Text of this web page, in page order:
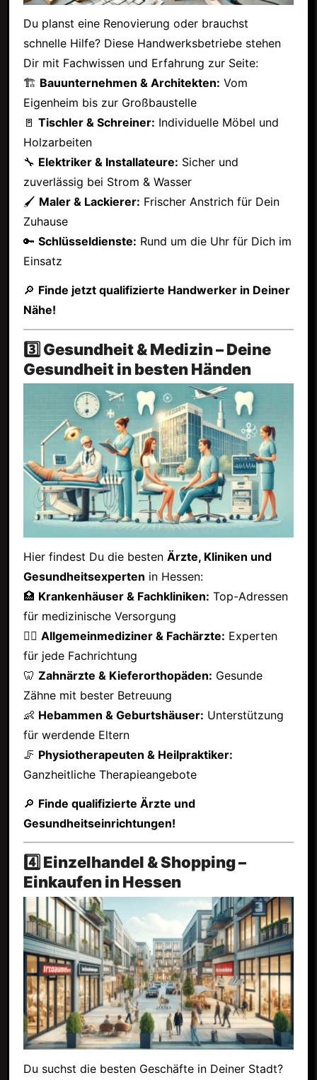
Du planst eine Renovierung oder brauchst
schnelle Hilfe? Diese Handwerksbetriebe stehen
Dir mit Fachwissen und Erfahrung zur Seite:
🏗 Bauunternehmen & Architekten: Vom
Eigenheim bis zur Großbaustelle
🚪 Tischler & Schreiner: Individuelle Möbel und
Holzarbeiten
🔧 Elektriker & Installateure: Sicher und
zuverlässig bei Strom & Wasser
🖌 Maler & Lackierer: Frischer Anstrich für Dein
Zuhause
🔑 Schlüsseldienste: Rund um die Uhr für Dich im
Einsatz
🔎 Finde jetzt qualifizierte Handwerker in Deiner
Nähe!
3️⃣ Gesundheit & Medizin – Deine
Gesundheit in besten Händen
Hier findest Du die besten Ärzte, Kliniken und
Gesundheitsexperten in Hessen:
🏥 Krankenhäuser & Fachkliniken: Top-Adressen
für medizinische Versorgung
👩‍⚕️ Allgemeinmediziner & Fachärzte: Experten
für jede Fachrichtung
🦷 Zahnärzte & Kieferorthopäden: Gesunde
Zähne mit bester Betreuung
👶 Hebammen & Geburtshäuser: Unterstützung
für werdende Eltern
🦵 Physiotherapeuten & Heilpraktiker:
Ganzheitliche Therapieangebote
🔎 Finde qualifizierte Ärzte und
Gesundheitseinrichtungen!
4️⃣ Einzelhandel & Shopping –
Einkaufen in Hessen
Du suchst die besten Geschäfte in Deiner Stadt?